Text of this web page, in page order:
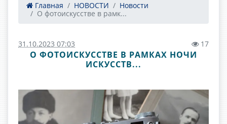
Главная НОВОСТИ
Новости
О фотоискусстве в рамк...
31.10.2023 07:03 17
О ФОТОИСКУССТВЕ В РАМКАХ НОЧИ
ИСКУССТВ...